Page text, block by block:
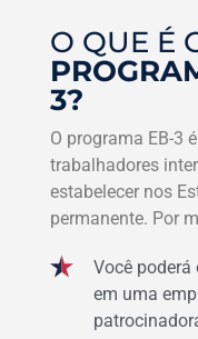
O QUE É
3?
O programa EB-3
trabalhadores
estabelecer nos
permanente. Por
Você poderá
em uma